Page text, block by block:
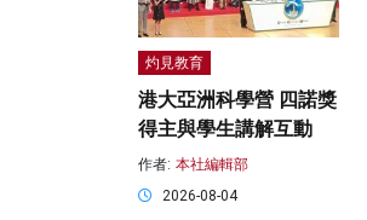
灼見教育
港大亞洲科學營 四諾獎
得主與學生講解互動
作者: 本社編輯部
2026-08-04